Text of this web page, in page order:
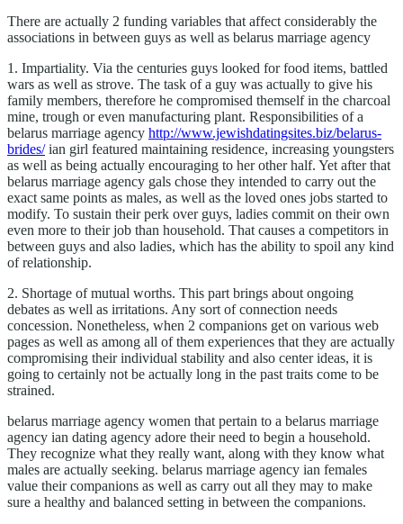
There are actually 2 funding variables that affect considerably the
associations in between guys as well as belarus marriage agency
1. Impartiality. Via the centuries guys looked for food items, battled
wars as well as strove. The task of a guy was actually to give his
family members, therefore he compromised themself in the charcoal
mine, trough or even manufacturing plant. Responsibilities of a
belarus marriage agency http://www.jewishdatingsites.biz/belarus-
brides/ian girl featured maintaining residence, increasing youngsters
as well as being actually encouraging to her other half. Yet after that
belarus marriage agency gals chose they intended to carry out the
exact same points as males, as well as the loved ones jobs started to
modify. To sustain their perk over guys, ladies commit on their own
even more to their job than household. That causes a competitors in
between guys and also ladies, which has the ability to spoil any kind
of relationship.
2. Shortage of mutual worths. This part brings about ongoing
debates as well as irritations. Any sort of connection needs
concession. Nonetheless, when 2 companions get on various web
pages as well as among all of them experiences that they are actually
compromising their individual stability and also center ideas, it is
going to certainly not be actually long in the past traits come to be
strained.
belarus marriage agency women that pertain to a belarus marriage
agency ian dating agency adore their need to begin a household.
They recognize what they really want, along with they know what
males are actually seeking. belarus marriage agency ian females
value their companions as well as carry out all they may to make
sure a healthy and balanced setting in between the companions.